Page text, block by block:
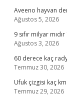
Aveeno hayvan
Ağustos 5, 2026
9 sıfır milyar mıdır
Ağustos 3, 2026
60 derece kaç
Temmuz 30, 2026
Ufuk çizgisi kaç
Temmuz 29, 2026